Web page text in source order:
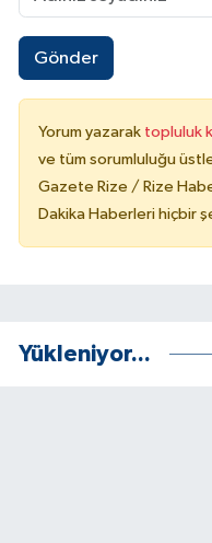
Gönder
Yorum yazarak topluluk
ve tüm sorumluluğu
Gazete Rize / Rize
Dakika Haberleri hiçbir
Yükleniyor...